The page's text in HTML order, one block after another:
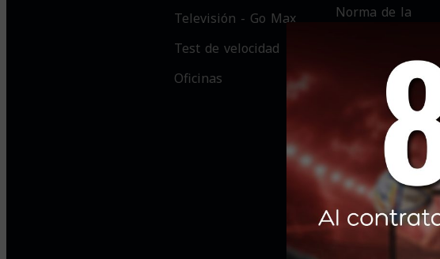
Televisión - Go Max
Test de velocidad
Oficinas
Norma de la
Norma de
Condiciones
Generales
Contratos de
Adhesión
Ley Orgánica
de
Discapacidades